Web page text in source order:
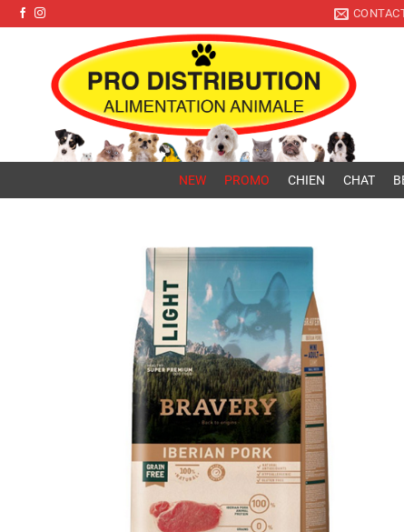
Pro Distribution
Passer
au
NEW PROMO CHIEN CHAT